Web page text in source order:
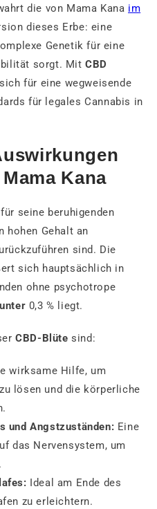
die von Mama Kana im
dieses Erbe: eine
Genetik für eine
sorgt. MitCBD
für eine wegweisende
für legales Cannabis in
Kana
seine beruhigenden
hohen Gehalt an
sind. Die
sich hauptsächlich in
ohne psychotrope
0,3 % liegt.
CBD-Blüte sind:
wirksame Hilfe, um
lösen und die körperliche
und Angstzuständen: Eine
das Nervensystem, um
Ideal am Ende des
zu erleichtern.